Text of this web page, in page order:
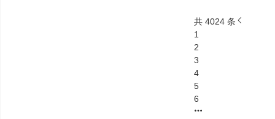
共 4024 条
1
2
3
4
5
6